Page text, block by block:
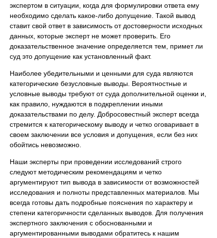
экспертом в ситуации, когда для формулировки ответа ему
необходимо сделать какое-либо допущение. Такой вывод
ставит свой ответ в зависимость от достоверности исходных
данных, которые эксперт не может проверить. Его
доказательственное значение определяется тем, примет ли
суд это допущение как установленный факт.
Наиболее убедительными и ценными для суда являются
категорические безусловные выводы. Вероятностные и
условные выводы требуют от суда дополнительной оценки и,
как правило, нуждаются в подкреплении иными
доказательствами по делу. Добросовестный эксперт всегда
стремится к категорическому выводу и четко оговаривает в
своем заключении все условия и допущения, если без них
обойтись невозможно.
Наши эксперты при проведении исследований строго
следуют методическим рекомендациям и четко
аргументируют тип вывода в зависимости от возможностей
исследования и полноты представленных материалов. Мы
всегда готовы дать подробные пояснения по характеру и
степени категоричности сделанных выводов. Для получения
экспертного заключения с обоснованными и
аргументированными выводами обратитесь к нашим